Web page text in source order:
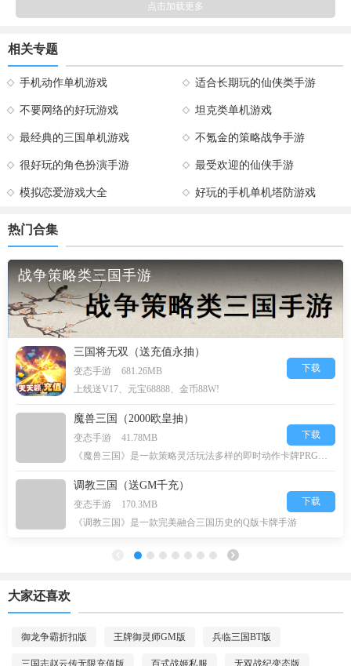
点击加载更多
相关专题
手机动作单机游戏 适合长期玩的仙侠类手游
不要网络的好玩游戏 坦克类单机游戏
最经典的三国单机游戏 不氪金的策略战争手游
很好玩的角色扮演手游 最受欢迎的仙侠手游
模拟恋爱游戏大全 好玩的手机单机塔防游戏
热门合集
战争策略类三国手游
三国将无双（送充值永抽）
变态手游
681.26MB
上线送V17、元宝68888、金币88W!
下载
魔兽三国（2000欧皇抽）
变态手游
41.78MB
《魔兽三国》是一款策略灵活玩法多样的即时动作卡牌PRG游戏，
下载
调教三国（送GM千充）
变态手游
170.3MB
《调教三国》是一款完美融合三国历史的Q版卡牌手游
下载
大家还喜欢
御龙争霸折扣版 王牌御灵师GM版 兵临三国BT版
三国志赵云传无限充值版 百式战姬私服 无双战纪变态版